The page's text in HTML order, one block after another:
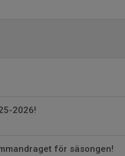
2026!
för säsongen!